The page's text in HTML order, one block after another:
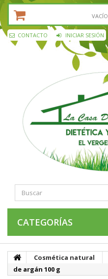
VACÍO
CONTACTO INICIAR SESIÓN
CATEGORÍAS
Cosmética natural
de argán 100 g